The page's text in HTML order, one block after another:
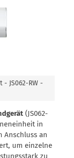
- JS062-RW -
(JS062-
in
Anschluss an
um einzelne
zu